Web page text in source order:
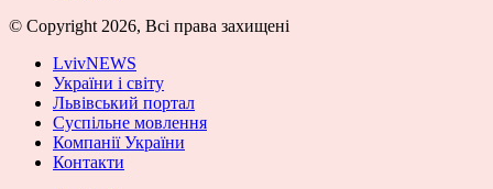
© Copyright 2026, Всі права захищені
LvivNEWS
України і світу
Львівський портал
Суспільне мовлення
Компанії України
Контакти